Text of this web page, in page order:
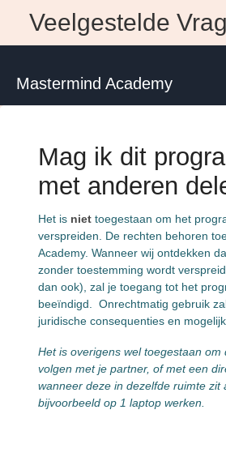
Veelgestelde
Mastermind Academy
Contact
Mag ik dit
met anderen
Het is niet toegestaan om het
verspreiden. De rechten behoren
Academy. Wanneer wij ontdekken
zonder toestemming wordt
dan ook), zal je toegang tot het
beeïndigd. Onrechtmatig gebruik
juridische consequenties en
Het is overigens wel toegestaan om
volgen met je partner, of met een
wanneer deze in dezelfde ruimte zit
bijvoorbeeld op 1 laptop werken.